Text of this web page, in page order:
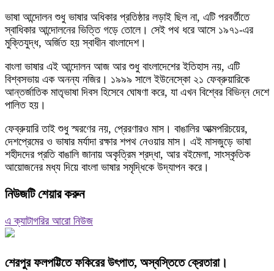
ভাষা আন্দোলন শুধু ভাষার অধিকার প্রতিষ্ঠার লড়াই ছিল না, এটি পরবর্তীতে
স্বাধিকার আন্দোলনের ভিত্তি গড়ে তোলে। সেই পথ ধরে আসে ১৯৭১-এর
মুক্তিযুদ্ধ, অর্জিত হয় স্বাধীন বাংলাদেশ।
বাংলা ভাষার এই আন্দোলন আজ আর শুধু বাংলাদেশের ইতিহাস নয়, এটি
বিশ্বসভায় এক অনন্য নজির। ১৯৯৯ সালে ইউনেস্কো ২১ ফেব্রুয়ারিকে
আন্তর্জাতিক মাতৃভাষা দিবস হিসেবে ঘোষণা করে, যা এখন বিশ্বের বিভিন্ন দেশে
পালিত হয়।
ফেব্রুয়ারি তাই শুধু স্মরণের নয়, প্রেরণারও মাস। বাঙালির আত্মপরিচয়ের,
দেশপ্রেমের ও ভাষার মর্যাদা রক্ষার শপথ নেওয়ার মাস। এই মাসজুড়ে ভাষা
শহীদদের প্রতি বাঙালি জানায় অকৃত্রিম শ্রদ্ধা, আর বইমেলা, সাংস্কৃতিক
আয়োজনের মধ্য দিয়ে বাংলা ভাষার সমৃদ্ধিকে উদ্‌যাপন করে।
নিউজটি শেয়ার করুন
এ ক্যাটাগরির আরো নিউজ
শেরপুর ফলপট্টিতে ফকিরের উৎপাত, অস্বস্তিতে ক্রেতারা।